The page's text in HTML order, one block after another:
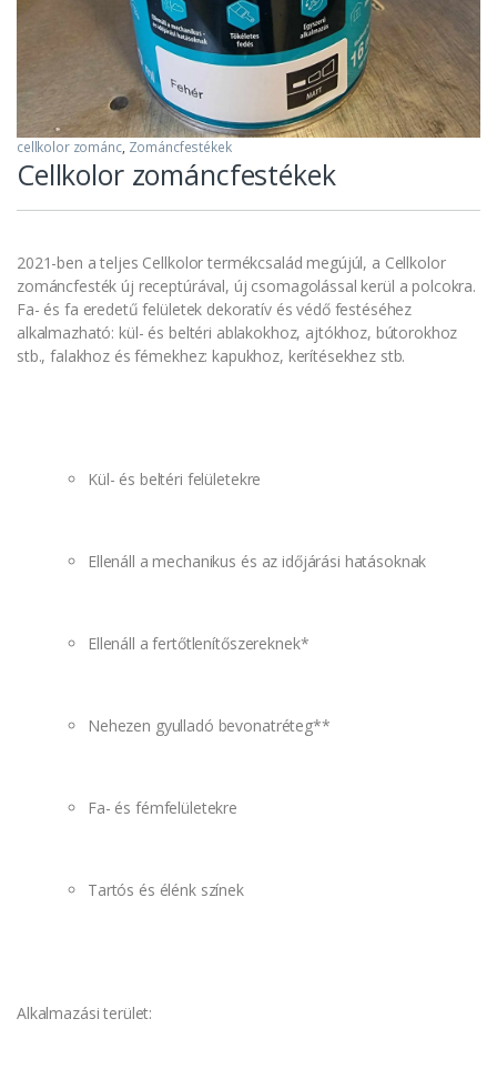
cellkolor zománc, Zománcfestékek
Cellkolor zománcfestékek
2021-ben a teljes Cellkolor termékcsalád megújúl, a Cellkolor
zománcfesték új receptúrával, új csomagolással kerül a polcokra.
Fa- és fa eredetű felületek dekoratív és védő festéséhez
alkalmazható: kül- és beltéri ablakokhoz, ajtókhoz, bútorokhoz
stb., falakhoz és fémekhez: kapukhoz, kerítésekhez stb.
Kül- és beltéri felületekre
Ellenáll a mechanikus és az időjárási hatásoknak
Ellenáll a fertőtlenítőszereknek*
Nehezen gyulladó bevonatréteg**
Fa- és fémfelületekre
Tartós és élénk színek
Alkalmazási terület: